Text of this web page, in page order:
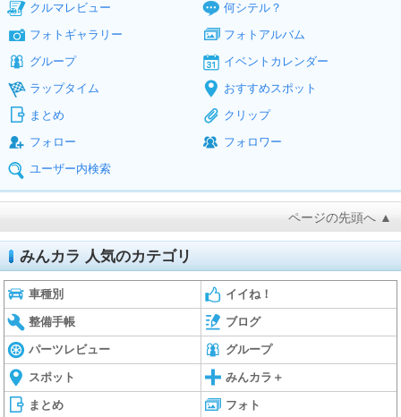
クルマレビュー
何シテル？
フォトギャラリー
フォトアルバム
グループ
イベントカレンダー
ラップタイム
おすすめスポット
まとめ
クリップ
フォロー
フォロワー
ユーザー内検索
ページの先頭へ ▲
みんカラ 人気のカテゴリ
車種別 イイね！
整備手帳 ブログ
パーツレビュー グループ
スポット みんカラ＋
まとめ フォト